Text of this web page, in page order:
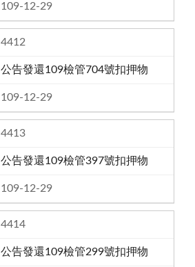
109-12-29
4412
公告發還109檢管704號扣押物
109-12-29
4413
公告發還109檢管397號扣押物
109-12-29
4414
公告發還109檢管299號扣押物